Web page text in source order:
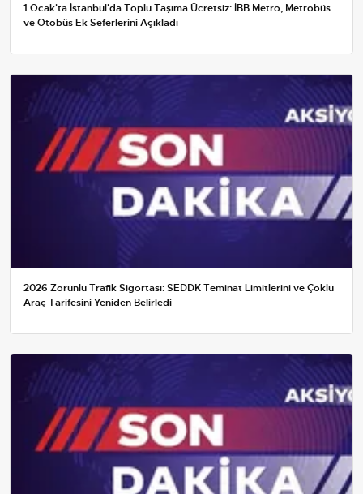
1 Ocak'ta İstanbul'da Toplu Taşıma Ücretsiz: İBB Metro, Metrobüs
ve Otobüs Ek Seferlerini Açıkladı
2026 Zorunlu Trafik Sigortası: SEDDK Teminat Limitlerini ve Çoklu
Araç Tarifesini Yeniden Belirledi